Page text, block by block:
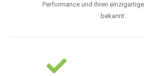
Performance und ihren
bekannt.